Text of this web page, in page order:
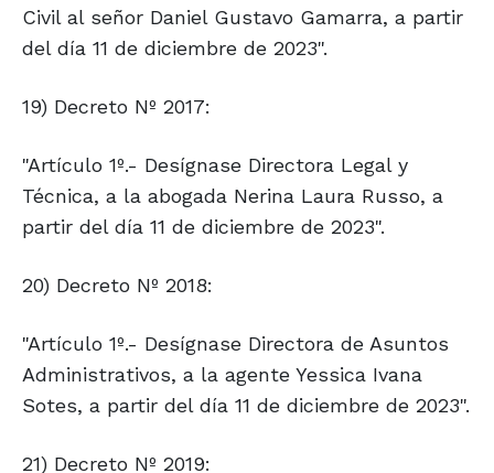
Civil al señor Daniel Gustavo Gamarra, a partir
del día 11 de diciembre de 2023".
19) Decreto Nº 2017:
"Artículo 1º.- Desígnase Directora Legal y
Técnica, a la abogada Nerina Laura Russo, a
partir del día 11 de diciembre de 2023".
20) Decreto Nº 2018:
"Artículo 1º.- Desígnase Directora de Asuntos
Administrativos, a la agente Yessica Ivana
Sotes, a partir del día 11 de diciembre de 2023".
21) Decreto Nº 2019: